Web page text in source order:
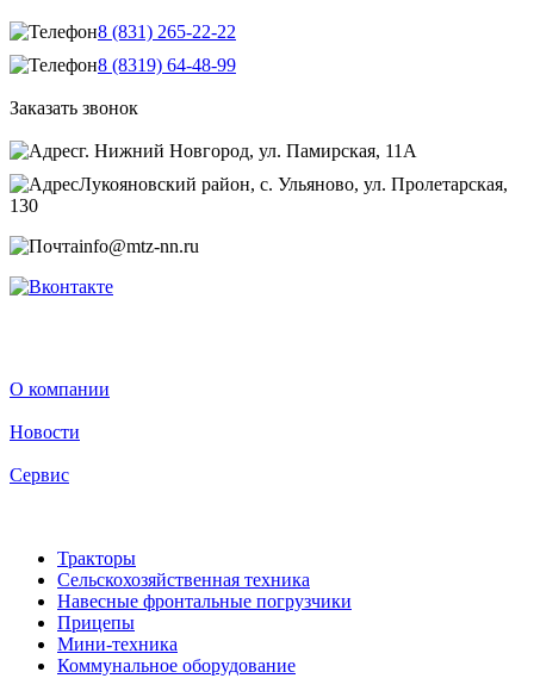
8 (831) 265-22-22
8 (8319) 64-48-99
Заказать звонок
г. Нижний Новгород, ул. Памирская, 11А
Лукояновский район, с. Ульяново, ул. Пролетарская,
130
info@mtz-nn.ru
О компании
Новости
Сервис
Тракторы
Сельскохозяйственная техника
Навесные фронтальные погрузчики
Прицепы
Мини-техника
Коммунальное оборудование